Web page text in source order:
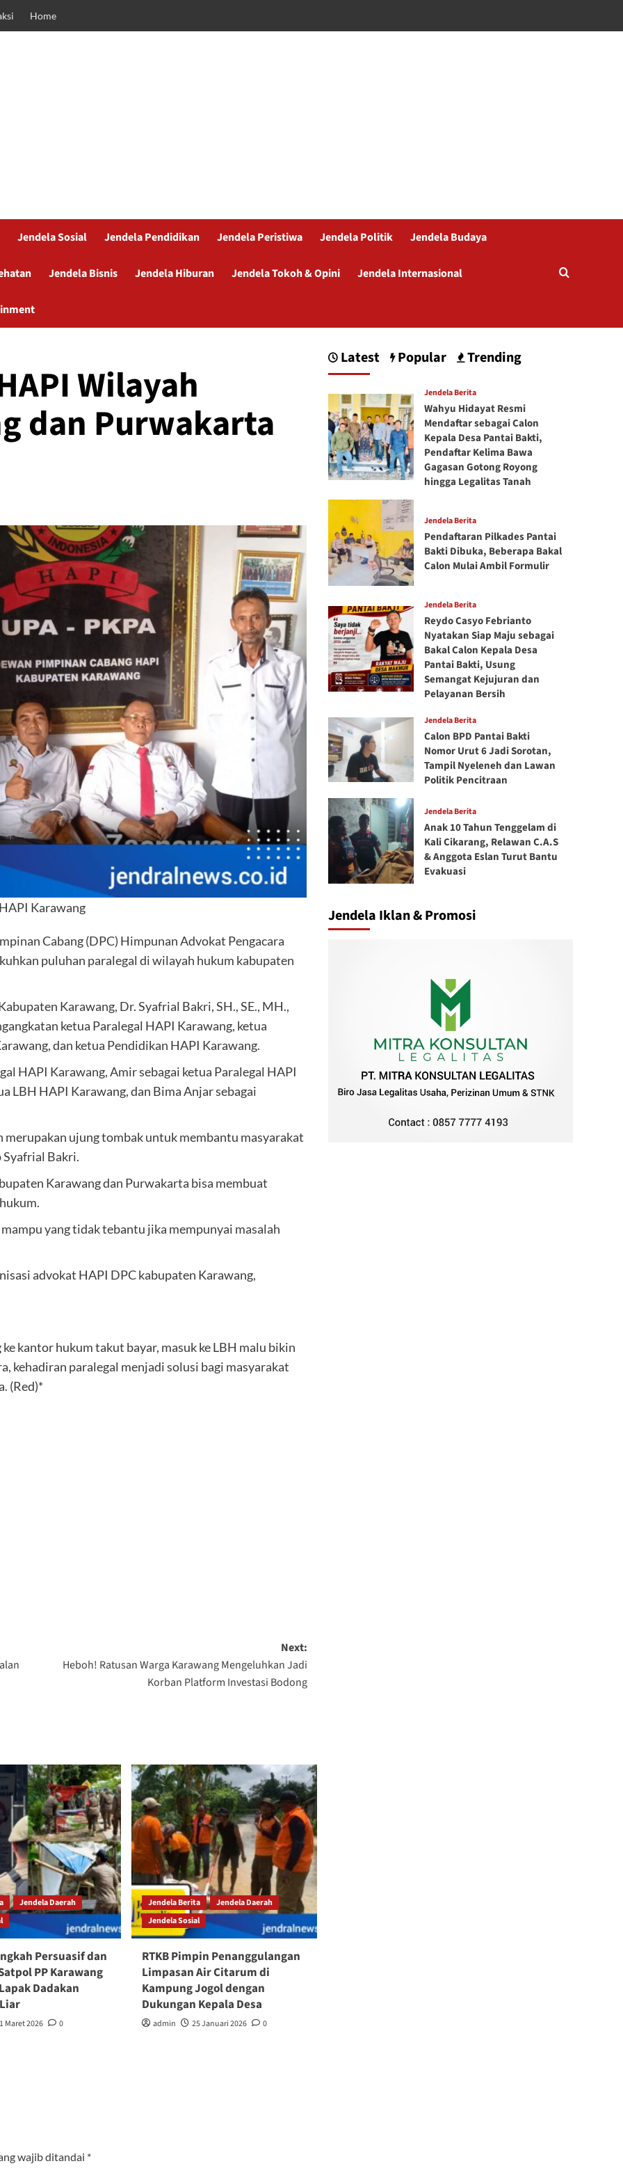
Home
Jendela Sosial Jendela Pendidikan Jendela Peristiwa Jendela Politik Jendela Budaya
Jendela Bisnis Jendela Hiburan Jendela Tokoh & Opini Jendela Internasional
Wilayah
dan Purwakarta
Karawang
Cabang (DPC) Himpunan Advokat Pengacara
puluhan paralegal di wilayah hukum kabupaten
Karawang, Dr. Syafrial Bakri, SH., SE., MH.,
ketua Paralegal HAPI Karawang, ketua
dan ketua Pendidikan HAPI Karawang.
HAPI Karawang, Amir sebagai ketua Paralegal HAPI
LBH HAPI Karawang, dan Bima Anjar sebagai
merupakan ujung tombak untuk membantu masyarakat
Syafrial Bakri.
Karawang dan Purwakarta bisa membuat
yang tidak tebantu jika mempunyai masalah
advokat HAPI DPC kabupaten Karawang,
kantor hukum takut bayar, masuk ke LBH malu bikin
kehadiran paralegal menjadi solusi bagi masyarakat
(Red)*
Next:
Heboh! Ratusan Warga Karawang Mengeluhkan Jadi
Korban Platform Investasi Bodong
Jendela Daerah
Persuasif dan
PP Karawang
Dadakan
Maret 2026 0
Jendela Berita
Jendela Daerah
Jendela Sosial
RTKB Pimpin Penanggulangan
Limpasan Air Citarum di
Kampung Jogol dengan
Dukungan Kepala Desa
admin 25 Januari 2026 0
wajib ditandai *
Latest Popular Trending
Jendela Berita
Wahyu Hidayat Resmi
Mendaftar sebagai Calon
Kepala Desa Pantai Bakti,
Pendaftar Kelima Bawa
Gagasan Gotong Royong
hingga Legalitas Tanah
Jendela Berita
Pendaftaran Pilkades Pantai
Bakti Dibuka, Beberapa Bakal
Calon Mulai Ambil Formulir
Jendela Berita
Reydo Casyo Febrianto
Nyatakan Siap Maju sebagai
Bakal Calon Kepala Desa
Pantai Bakti, Usung
Semangat Kejujuran dan
Pelayanan Bersih
Jendela Berita
Calon BPD Pantai Bakti
Nomor Urut 6 Jadi Sorotan,
Tampil Nyeleneh dan Lawan
Politik Pencitraan
Jendela Berita
Anak 10 Tahun Tenggelam di
Kali Cikarang, Relawan C.A.S
& Anggota Eslan Turut Bantu
Evakuasi
Jendela Iklan & Promosi